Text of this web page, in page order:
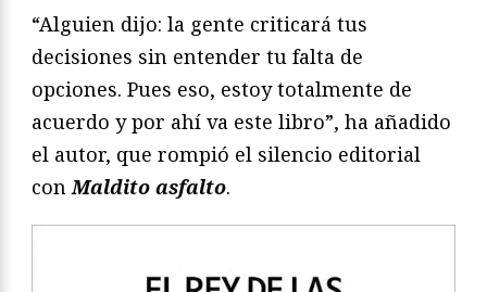
“Alguien dijo: la gente criticará tus
decisiones sin entender tu falta de
opciones. Pues eso, estoy totalmente de
acuerdo y por ahí va este libro”, ha añadido
el autor, que rompió el silencio editorial
conMaldito asfalto.